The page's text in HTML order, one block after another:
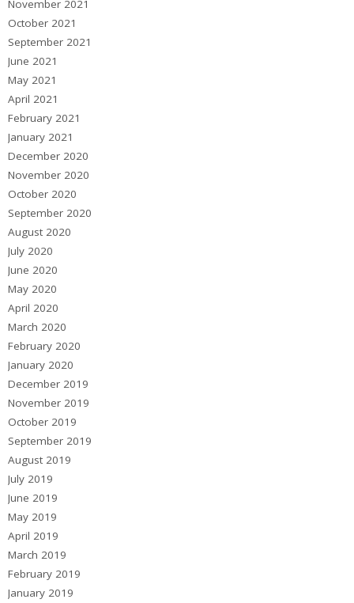
November 2021
October 2021
September 2021
June 2021
May 2021
April 2021
February 2021
January 2021
December 2020
November 2020
October 2020
September 2020
August 2020
July 2020
June 2020
May 2020
April 2020
March 2020
February 2020
January 2020
December 2019
November 2019
October 2019
September 2019
August 2019
July 2019
June 2019
May 2019
April 2019
March 2019
February 2019
January 2019